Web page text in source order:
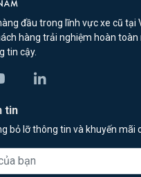
đầu trong lĩnh vực xe cũ tại
hàng trải nghiệm hoàn toàn
tin cậy.
tin
bỏ lỡ thông tin và khuyến mãi